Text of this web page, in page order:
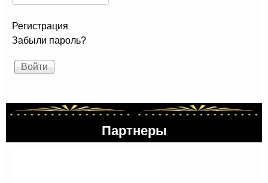
Регистрация
Забыли пароль?
Партнеры